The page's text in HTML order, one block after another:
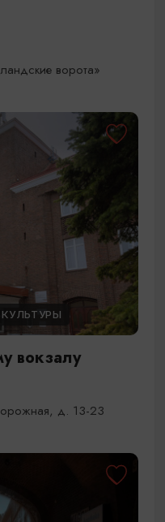
ворота»
вокзалу
д. 13-23